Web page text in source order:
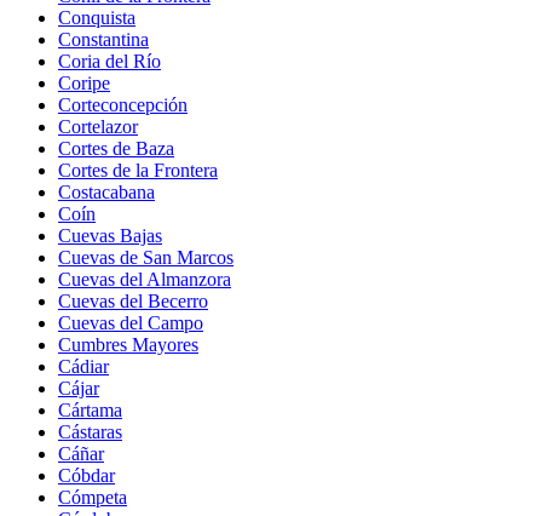
Conquista
Constantina
Coria del Río
Coripe
Corteconcepción
Cortelazor
Cortes de Baza
Cortes de la Frontera
Costacabana
Coín
Cuevas Bajas
Cuevas de San Marcos
Cuevas del Almanzora
Cuevas del Becerro
Cuevas del Campo
Cumbres Mayores
Cádiar
Cájar
Cártama
Cástaras
Cáñar
Cóbdar
Cómpeta